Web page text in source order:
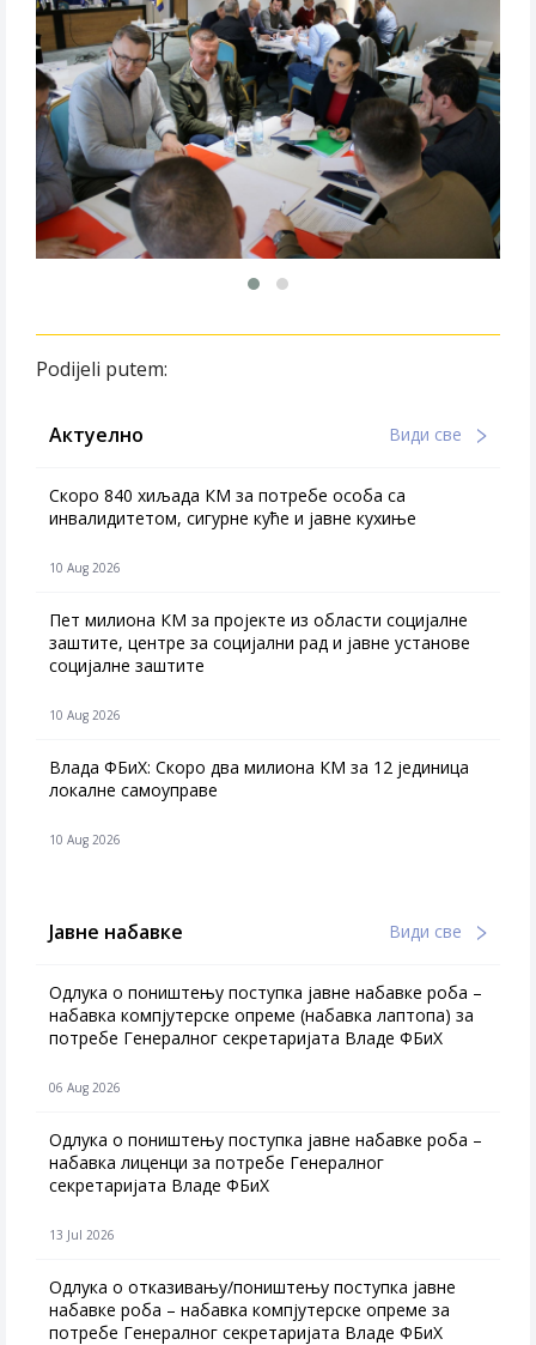
Podijeli putem:
Актуелно Види све
Скоро 840 хиљада КМ за потребе особа са
инвалидитетом, сигурне куће и јавне кухиње
10 Aug 2026
Пет милиона КМ за пројекте из области социјалне
заштите, центре за социјални рад и јавне установе
социјалне заштите
10 Aug 2026
Влада ФБиХ: Скоро два милиона КМ за 12 јединица
локалне самоуправе
10 Aug 2026
Јавне набавке Види све
Одлука о поништењу поступка јавне набавке роба –
набавка компјутерске опреме (набавка лаптопа) за
потребе Генералног секретаријата Владе ФБиХ
06 Aug 2026
Одлука о поништењу поступка јавне набавке роба –
набавка лиценци за потребе Генералног
секретаријата Владе ФБиХ
13 Jul 2026
Одлука о отказивању/поништењу поступка јавне
набавке роба – набавка компјутерске опреме за
потребе Генералног секретаријата Владе ФБиХ